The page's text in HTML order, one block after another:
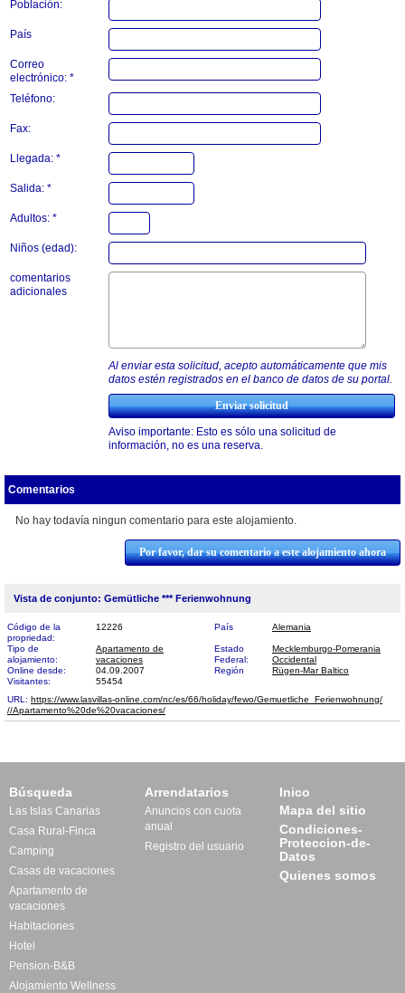
Población:
País
Correo
electrónico: *
Teléfono:
Fax:
Llegada: *
Salida: *
Adultos: *
Niños (edad):
comentarios
adicionales
Al enviar esta solicitud, acepto automáticamente que mis
datos estén registrados en el banco de datos de su portal.
Aviso importante: Esto es sólo una solicitud de
información, no es una reserva.
Comentarios
No hay todavía ningun comentario para este alojamiento.
Por favor, dar su comentario a este alojamiento ahora
Vista de conjunto: Gemütliche *** Ferienwohnung
Código de la
propriedad:
12226 País Alemania
Tipo de
alojamiento:
Apartamento de
vacaciones
Estado
Federal:
Mecklemburgo-Pomerania
Occidental
Online desde:
04.09.2007 Región
Rügen-Mar Baltico
Visitantes:
55454
URL: https://www.lasvillas-online.com/nc/es/66/holiday/fewo/Gemuetliche_Ferienwohnung/​
//Apartamento%20de%20vacaciones/
Búsqueda
Las Islas Canarias
Casa Rural-Finca
Camping
Casas de vacaciones
Apartamento de
vacaciones
Habitaciones
Hotel
Pension-B&B
Alojamiento Wellness
Arrendatarios
Anuncios con cuota
anual
Registro del usuario
Inico
Mapa del sitio
Condiciones-
Proteccion-de-
Datos
Quienes somos